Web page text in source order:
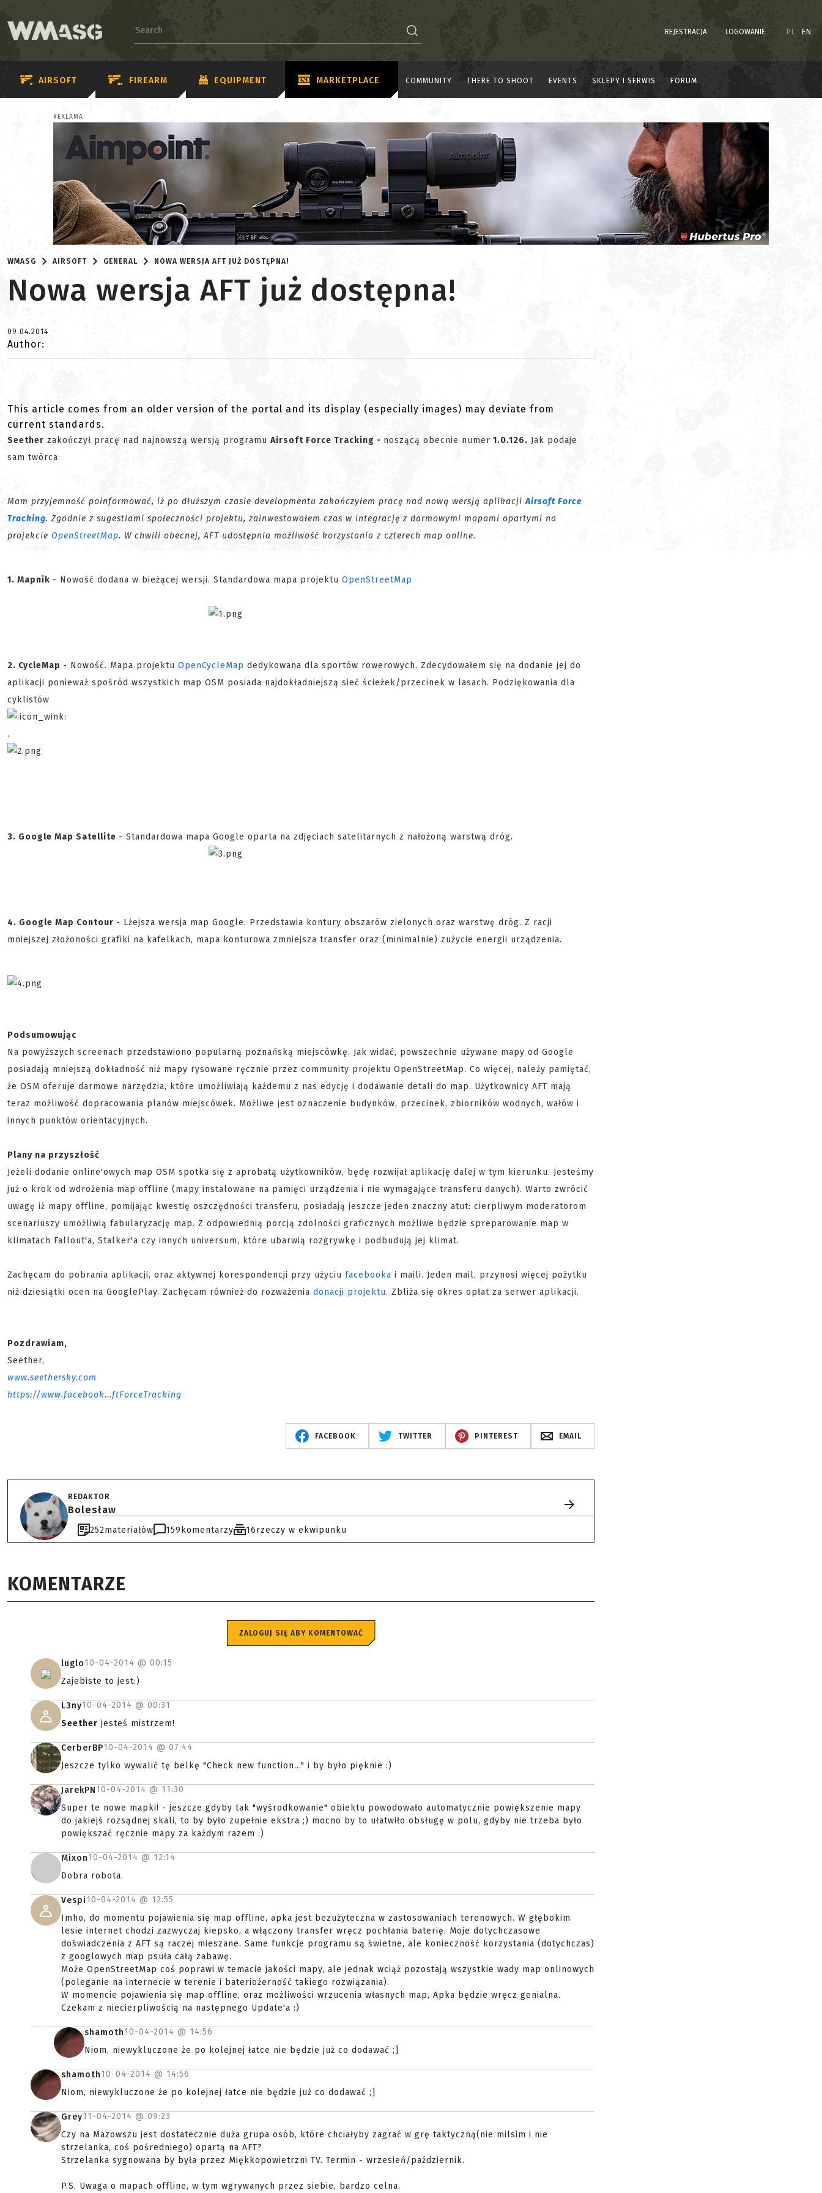
REJESTRACJA LOGOWANIE PL EN
AIRSOFT FIREARM EQUIPMENT MARKETPLACE COMMUNITY THERE TO SHOOT EVENTS SKLEPY I SERWIS FORUM
REKLAMA
WMASG AIRSOFT GENERAL NOWA WERSJA AFT JUŻ DOSTĘPNA!
Nowa wersja AFT już dostępna!
09.04.2014
Author:
This article comes from an older version of the portal and its display (especially images) may deviate from
current standards.
Seether zakończył pracę nad najnowszą wersją programu Airsoft Force Tracking - noszącą obecnie numer 1.0.126. Jak podaje
sam twórca:
Mam przyjemność poinformować, iż po dłuższym czasie developmentu zakończyłem pracę nad nową wersją aplikacjiAirsoft Force
Tracking. Zgodnie z sugestiami społeczności projektu, zainwestowałem czas w integrację z darmowymi mapami opartymi na
projekcie OpenStreetMap. W chwili obecnej, AFT udostępnia możliwość korzystania z czterech map online.
1. Mapnik - Nowość dodana w bieżącej wersji. Standardowa mapa projektu OpenStreetMap
2. CycleMap - Nowość. Mapa projektu OpenCycleMap dedykowana dla sportów rowerowych. Zdecydowałem się na dodanie jej do
aplikacji ponieważ spośród wszystkich map OSM posiada najdokładniejszą sieć ścieżek/przecinek w lasach. Podziękowania dla
cyklistów
.
3. Google Map Satellite - Standardowa mapa Google oparta na zdjęciach satelitarnych z nałożoną warstwą dróg.
4. Google Map Contour - Lżejsza wersja map Google. Przedstawia kontury obszarów zielonych oraz warstwę dróg. Z racji
mniejszej złożoności grafiki na kafelkach, mapa konturowa zmniejsza transfer oraz (minimalnie) zużycie energii urządzenia.
Podsumowując
Na powyższych screenach przedstawiono popularną poznańską miejscówkę. Jak widać, powszechnie używane mapy od Google
posiadają mniejszą dokładność niż mapy rysowane ręcznie przez community projektu OpenStreetMap. Co więcej, należy pamiętać,
że OSM oferuje darmowe narzędzia, które umożliwiają każdemu z nas edycję i dodawanie detali do map. Użytkownicy AFT mają
teraz możliwość dopracowania planów miejscówek. Możliwe jest oznaczenie budynków, przecinek, zbiorników wodnych, wałów i
innych punktów orientacyjnych.
Plany na przyszłość
Jeżeli dodanie online'owych map OSM spotka się z aprobatą użytkowników, będę rozwijał aplikację dalej w tym kierunku. Jesteśmy
już o krok od wdrożenia map offline (mapy instalowane na pamięci urządzenia i nie wymagające transferu danych). Warto zwrócić
uwagę iż mapy offline, pomijając kwestię oszczędności transferu, posiadają jeszcze jeden znaczny atut: cierpliwym moderatorom
scenariuszy umożliwią fabularyzację map. Z odpowiednią porcją zdolności graficznych możliwe będzie spreparowanie map w
klimatach Fallout'a, Stalker'a czy innych universum, które ubarwią rozgrywkę i podbudują jej klimat.
Zachęcam do pobrania aplikacji, oraz aktywnej korespondencji przy użyciu facebooka i maili. Jeden mail, przynosi więcej pożytku
niż dziesiątki ocen na GooglePlay. Zachęcam również do rozważenia donacji projektu. Zbliża się okres opłat za serwer aplikacji.
Pozdrawiam,
Seether,
www.seethersky.com
https://www.facebook...ftForceTracking
FACEBOOK TWITTER PINTEREST EMAIL
REDAKTOR
Bolesław
252materiałów 159 komentarzy 16rzeczy w ekwipunku
KOMENTARZE
ZALOGUJ SIĘ ABY KOMENTOWAĆ
luglo10-04-2014 @ 00:15
Zajebiste to jest:)
L3ny10-04-2014 @ 00:31
Seether jesteś mistrzem!
CerberBP10-04-2014 @ 07:44
Jeszcze tylko wywalić tę belkę "Check new function..." i by było pięknie :)
JarekPN10-04-2014 @ 11:30
Super te nowe mapki! - jeszcze gdyby tak "wyśrodkowanie" obiektu powodowało automatycznie powiększenie mapy
do jakiejś rozsądnej skali, to by było zupełnie ekstra ;) mocno by to ułatwiło obsługę w polu, gdyby nie trzeba było
powiększać ręcznie mapy za każdym razem :)
Mixon10-04-2014 @ 12:14
Dobra robota.
Vespi10-04-2014 @ 12:55
Imho, do momentu pojawienia się map offline, apka jest bezużyteczna w zastosowaniach terenowych. W głębokim
lesie internet chodzi zazwyczaj kiepsko, a włączony transfer wręcz pochłania baterię. Moje dotychczasowe
doświadczenia z AFT są raczej mieszane. Same funkcje programu są świetne, ale konieczność korzystania (dotychczas)
z googlowych map psuła całą zabawę.
Może OpenStreetMap coś poprawi w temacie jakości mapy, ale jednak wciąż pozostają wszystkie wady map onlinowych
(poleganie na internecie w terenie i bateriożerność takiego rozwiązania).
W momencie pojawienia się map offline, oraz możliwości wrzucenia własnych map, Apka będzie wręcz genialna.
Czekam z niecierpliwością na następnego Update'a :)
shamoth10-04-2014 @ 14:56
Niom, niewykluczone że po kolejnej łatce nie będzie już co dodawać ;]
shamoth10-04-2014 @ 14:56
Niom, niewykluczone że po kolejnej łatce nie będzie już co dodawać ;]
Grey11-04-2014 @ 09:23
Czy na Mazowszu jest dostatecznie duża grupa osób, które chciałyby zagrać w grę taktyczną(nie milsim i nie
strzelanka, coś pośredniego) opartą na AFT?
Strzelanka sygnowana by była przez Miękkopowietrzni TV. Termin - wrzesień/październik.
P.S. Uwaga o mapach offline, w tym wgrywanych przez siebie, bardzo celna.